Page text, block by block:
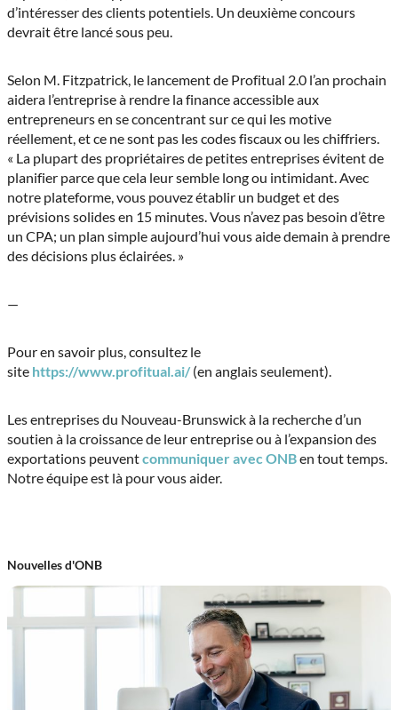
d’intéresser des clients potentiels. Un deuxième concours
devrait être lancé sous peu.
Selon M. Fitzpatrick, le lancement de Profitual 2.0 l’an prochain
aidera l’entreprise à rendre la finance accessible aux
entrepreneurs en se concentrant sur ce qui les motive
réellement, et ce ne sont pas les codes fiscaux ou les chiffriers.
« La plupart des propriétaires de petites entreprises évitent de
planifier parce que cela leur semble long ou intimidant. Avec
notre plateforme, vous pouvez établir un budget et des
prévisions solides en 15 minutes. Vous n’avez pas besoin d’être
un CPA; un plan simple aujourd’hui vous aide demain à prendre
des décisions plus éclairées. »
—
Pour en savoir plus, consultez le
site https://www.profitual.ai/(en anglais seulement).
Les entreprises du Nouveau-Brunswick à la recherche d’un
soutien à la croissance de leur entreprise ou à l’expansion des
exportations peuventcommuniquer avec ONBen tout temps.
Notre équipe est là pour vous aider.
Nouvelles d'ONB